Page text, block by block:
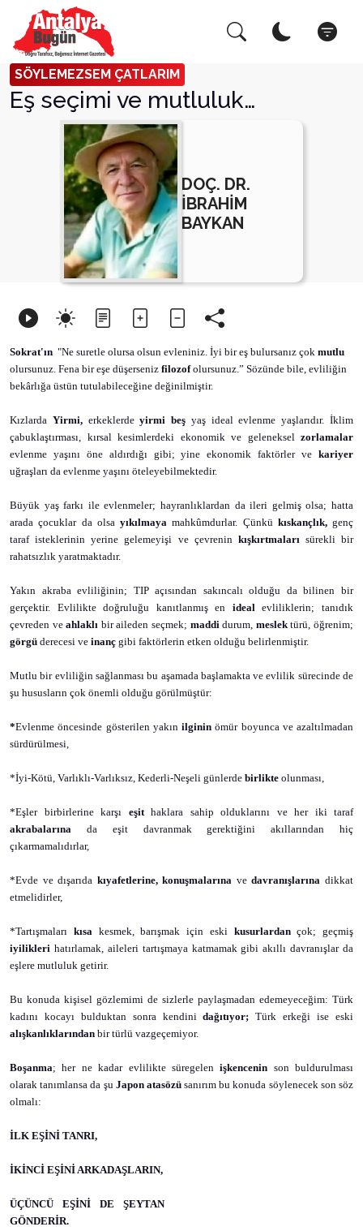
SÖYLEMEZSEM ÇATLARIM
Eş seçimi ve mutluluk…
DOÇ. DR.
İBRAHİM
BAYKAN
Sokrat'ın "Ne suretle olursa olsun evleniniz. İyi bir eş bulursanız çok mutlu
olursunuz. Fena bir eşe düşerseniz filozofolursunuz.” Sözünde bile, evliliğin
bekârlığa üstün tutulabileceğine değinilmiştir.
Kızlarda Yirmi,erkeklerdeyirmi beş yaş ideal evlenme yaşlarıdır. İklim
çabuklaştırması, kırsal kesimlerdeki ekonomik ve geleneksel zorlamalar
evlenme yaşını öne aldırdığı gibi; yine ekonomik faktörler ve kariyer
uğraşları da evlenme yaşını öteleyebilmektedir.
Büyük yaş farkı ile evlenmeler; hayranlıklardan da ileri gelmiş olsa; hatta
arada çocuklar da olsa yıkılmayamahkûmdurlar. Çünkü kıskançlık,genç
taraf isteklerinin yerine gelemeyişi ve çevrenin kışkırtmalarısürekli bir
rahatsızlık yaratmaktadır.
Yakın akraba evliliğinin; TIP açısından sakıncalı olduğu da bilinen bir
gerçektir. Evlilikte doğruluğu kanıtlanmış en idealevliliklerin; tanıdık
çevreden veahlaklı bir aileden seçmek; maddidurum, meslektürü, öğrenim;
görgü derecesi ve inanç gibi faktörlerin etken olduğu belirlenmiştir.
Mutlu bir evliliğin sağlanması bu aşamada başlamakta ve evlilik sürecinde de
şu hususların çok önemli olduğu görülmüştür:
*Evlenme öncesinde gösterilen yakın ilginin ömür boyunca ve azaltılmadan
sürdürülmesi,
*İyi-Kötü, Varlıklı-Varlıksız, Kederli-Neşeli günlerde birlikte olunması,
*Eşler birbirlerine karşı eşithaklara sahip olduklarını ve her iki taraf
akrabalarına da eşit davranmak gerektiğini akıllarından hiç
çıkarmamalıdırlar,
*Evde ve dışarıda kıyafetlerine, konuşmalarına vedavranışlarınadikkat
etmelidirler,
*Tartışmaları kısa kesmek, barışmak için eski kusurlardançok; geçmiş
iyilikleri hatırlamak, aileleri tartışmaya katmamak gibi akıllı davranışlar da
eşlere mutluluk getirir.
Bu konuda kişisel gözlemimi de sizlerle paylaşmadan edemeyeceğim: Türk
kadını kocayı bulduktan sonra kendinidağıtıyor; Türk erkeği ise eski
alışkanlıklarından bir türlü vazgeçemiyor.
Boşanma; her ne kadar evlilikte süregelenişkencenin son buldurulması
olarak tanımlansa da şu Japon atasözüsanırım bu konuda söylenecek son söz
olmalı:
İLK EŞİNİ TANRI,
İKİNCİ EŞİNİ ARKADAŞLARIN,
ÜÇÜNCÜ EŞİNİ DE ŞEYTAN
GÖNDERİR.
Arama Yap!